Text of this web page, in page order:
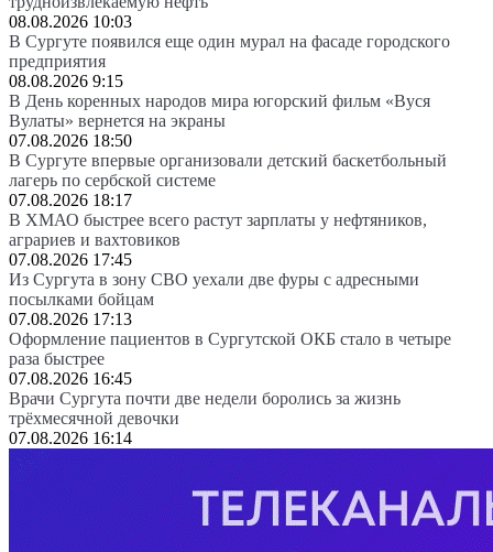
08.08.2026 10:03
В Сургуте появился еще один мурал на фасаде городского
предприятия
08.08.2026 9:15
В День коренных народов мира югорский фильм «Вуся
Вулаты» вернется на экраны
07.08.2026 18:50
В Сургуте впервые организовали детский баскетбольный
лагерь по сербской системе
07.08.2026 18:17
В ХМАО быстрее всего растут зарплаты у нефтяников,
аграриев и вахтовиков
07.08.2026 17:45
Из Сургута в зону СВО уехали две фуры с адресными
посылками бойцам
07.08.2026 17:13
Оформление пациентов в Сургутской ОКБ стало в четыре
раза быстрее
07.08.2026 16:45
Врачи Сургута почти две недели боролись за жизнь
трёхмесячной девочки
07.08.2026 16:14